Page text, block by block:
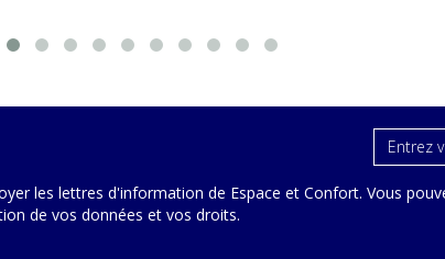
les lettres d'information de Espace et Confort. Vous
de vos données et vos droits.